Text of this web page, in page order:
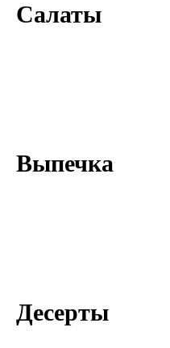
Салаты
Выпечка
Десерты